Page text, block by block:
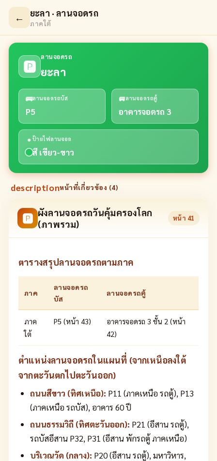
← ยะลา · ลานจอดรถ
ภาคใต้
🅿
ลานจอดรถ
ยะลา
🚌ลานจอดรถบัส
P5
🚐ลานจอดรถตู้
อาคารจอดรถ 3
● ป้ายไฟลานจอด
สี เขียว-ขาว
descriptionหน้าที่เกี่ยวข้อง (4)
🅿 ผังลานจอดรถวันคุ้มครองโลก
(ภาพรวม)
หน้า 41
ตารางสรุปลานจอดรถตามภาค
ภาค
ลานจอดรถ
บัส
ลานจอดรถตู้
ภาค
ใต้
P5 (หน้า 43)
อาคารจอดรถ 3 ชั้น 2 (หน้า
42)
ตำแหน่งลานจอดรถในแผนที่ (จากเหนือลงใต้
จากตะวันตกไปตะวันออก)
ถนนสีขาว (ทิศเหนือ): P11 (ภาคเหนือ รถตู้), P13
(ภาคเหนือ รถบัส), อาคาร 60 ปี
ถนนธรรมวิถี (ทิศตะวันออก): P21 (อีสาน รถตู้),
รถบัสอีสาน P32, P31 (อีสาน พักรถตู้ ภาคเหนือ)
บริเวณวัด (กลาง): P20 (อีสาน รถตู้), มหาวิหาร,